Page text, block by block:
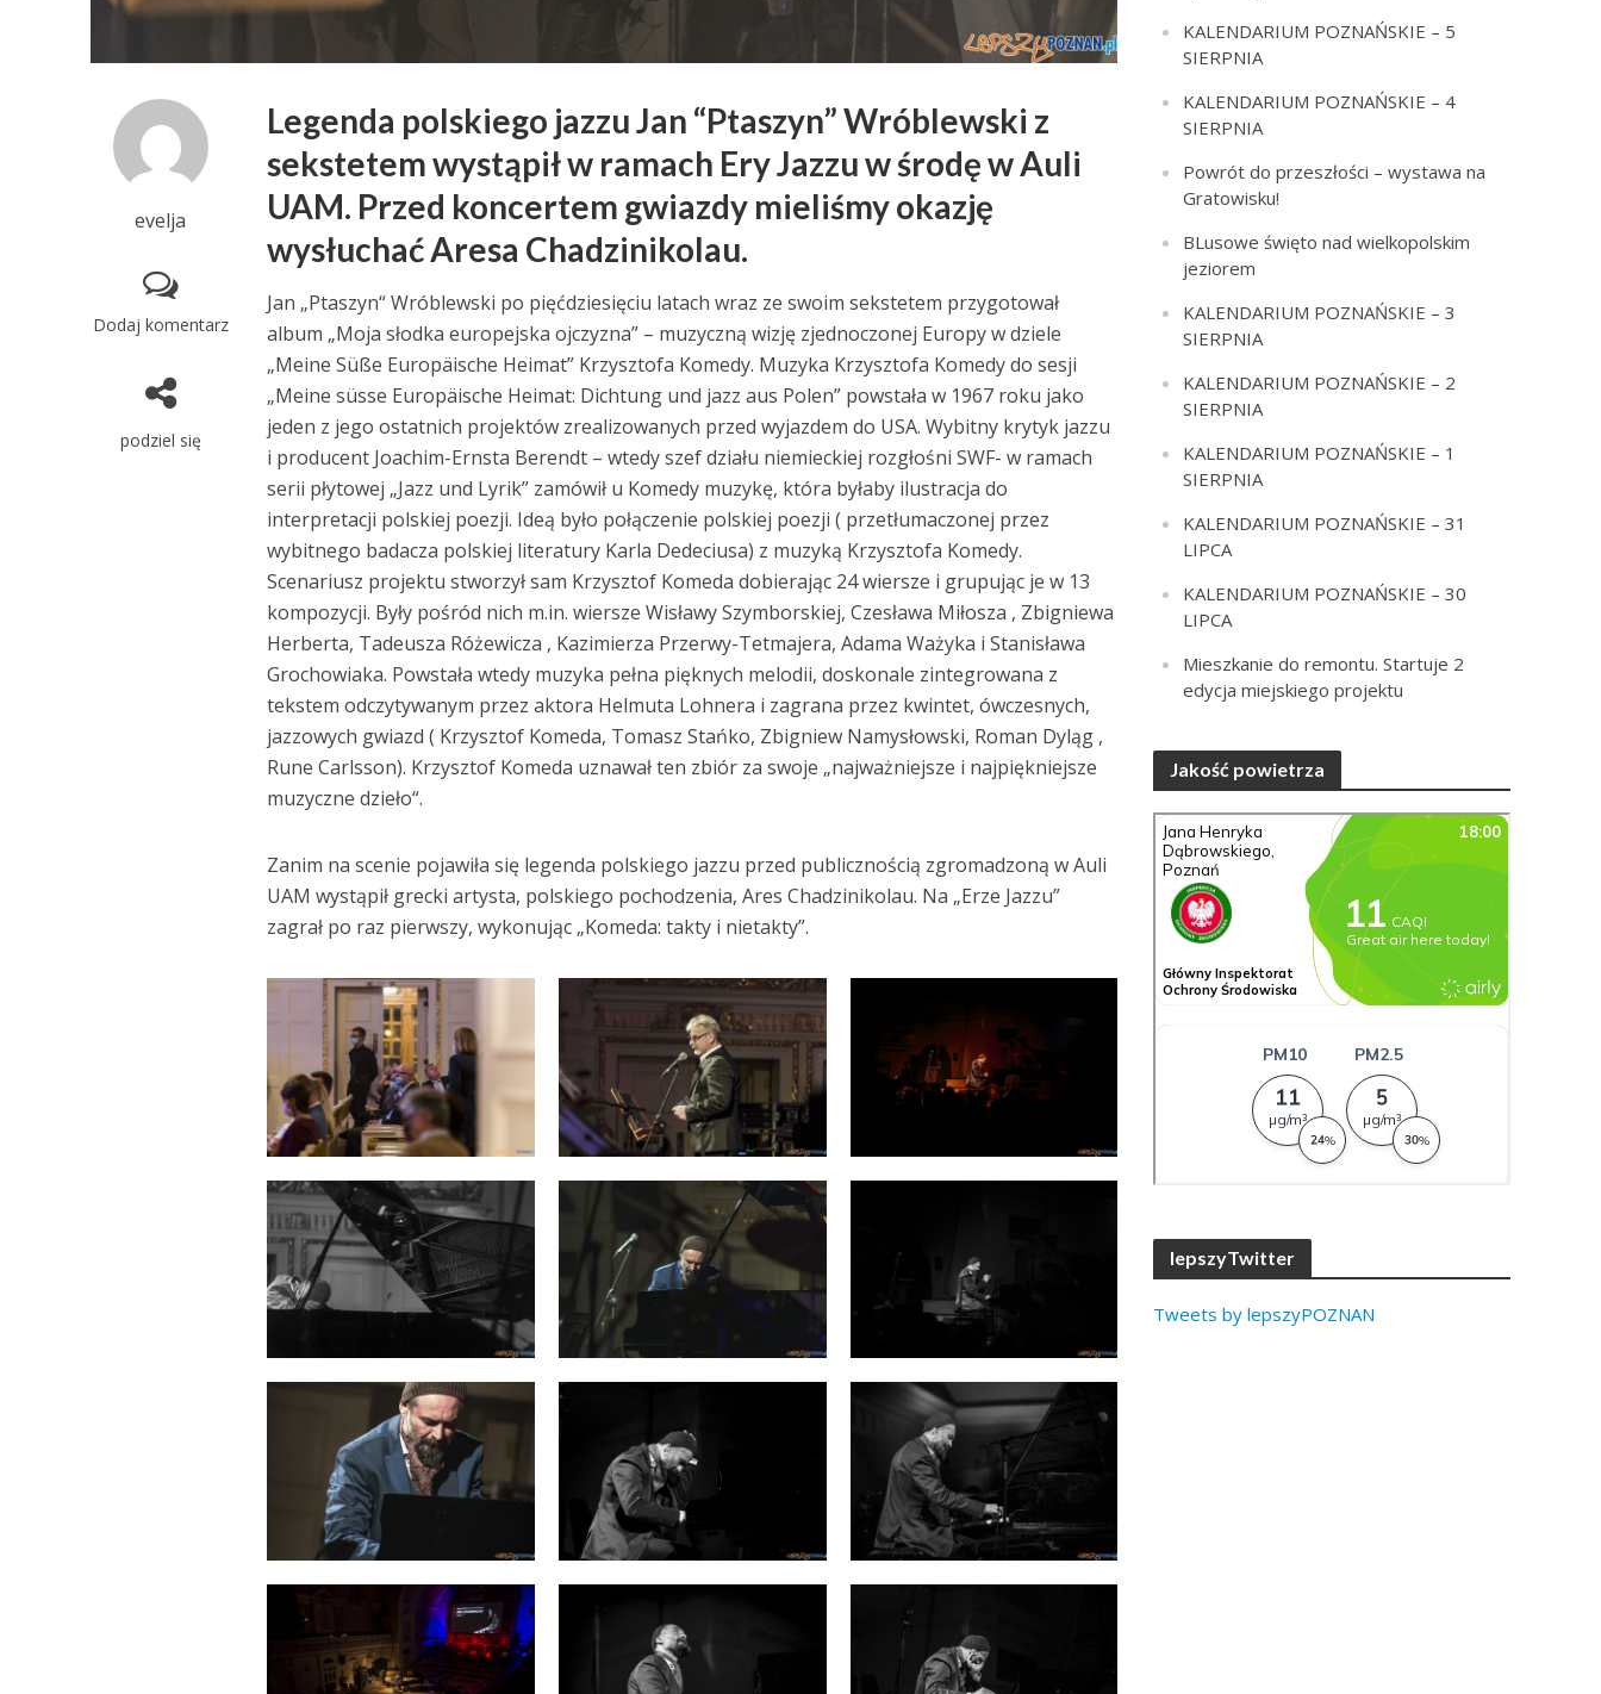
evelja
Dodaj komentarz
podziel się
Legenda polskiego jazzu Jan “Ptaszyn” Wróblewski z
sekstetem wystąpił w ramach Ery Jazzu w środę w Auli
UAM. Przed koncertem gwiazdy mieliśmy okazję
wysłuchać Aresa Chadzinikolau.
Jan „Ptaszyn“ Wróblewski po pięćdziesięciu latach wraz ze swoim sekstetem przygotował
album „Moja słodka europejska ojczyzna” – muzyczną wizję zjednoczonej Europy w dziele
„Meine Süße Europäische Heimat” Krzysztofa Komedy. Muzyka Krzysztofa Komedy do sesji
„Meine süsse Europäische Heimat: Dichtung und jazz aus Polen” powstała w 1967 roku jako
jeden z jego ostatnich projektów zrealizowanych przed wyjazdem do USA. Wybitny krytyk jazzu
i producent Joachim-Ernsta Berendt – wtedy szef działu niemieckiej rozgłośni SWF- w ramach
serii płytowej „Jazz und Lyrik” zamówił u Komedy muzykę, która byłaby ilustracja do
interpretacji polskiej poezji. Ideą było połączenie polskiej poezji ( przetłumaczonej przez
wybitnego badacza polskiej literatury Karla Dedeciusa) z muzyką Krzysztofa Komedy.
Scenariusz projektu stworzył sam Krzysztof Komeda dobierając 24 wiersze i grupując je w 13
kompozycji. Były pośród nich m.in. wiersze Wisławy Szymborskiej, Czesława Miłosza , Zbigniewa
Herberta, Tadeusza Różewicza , Kazimierza Przerwy-Tetmajera, Adama Ważyka i Stanisława
Grochowiaka. Powstała wtedy muzyka pełna pięknych melodii, doskonale zintegrowana z
tekstem odczytywanym przez aktora Helmuta Lohnera i zagrana przez kwintet, ówczesnych,
jazzowych gwiazd ( Krzysztof Komeda, Tomasz Stańko, Zbigniew Namysłowski, Roman Dyląg ,
Rune Carlsson). Krzysztof Komeda uznawał ten zbiór za swoje „najważniejsze i najpiękniejsze
muzyczne dzieło“.
Zanim na scenie pojawiła się legenda polskiego jazzu przed publicznością zgromadzoną w Auli
UAM wystąpił grecki artysta, polskiego pochodzenia, Ares Chadzinikolau. Na „Erze Jazzu”
zagrał po raz pierwszy, wykonując „Komeda: takty i nietakty”.
KALENDARIUM POZNAŃSKIE – 5
SIERPNIA
KALENDARIUM POZNAŃSKIE – 4
SIERPNIA
Powrót do przeszłości – wystawa na
Gratowisku!
BLusowe święto nad wielkopolskim
jeziorem
KALENDARIUM POZNAŃSKIE – 3
SIERPNIA
KALENDARIUM POZNAŃSKIE – 2
SIERPNIA
KALENDARIUM POZNAŃSKIE – 1
SIERPNIA
KALENDARIUM POZNAŃSKIE – 31
LIPCA
KALENDARIUM POZNAŃSKIE – 30
LIPCA
Mieszkanie do remontu. Startuje 2
edycja miejskiego projektu
Jakość powietrza
lepszyTwitter
Tweets by lepszyPOZNAN